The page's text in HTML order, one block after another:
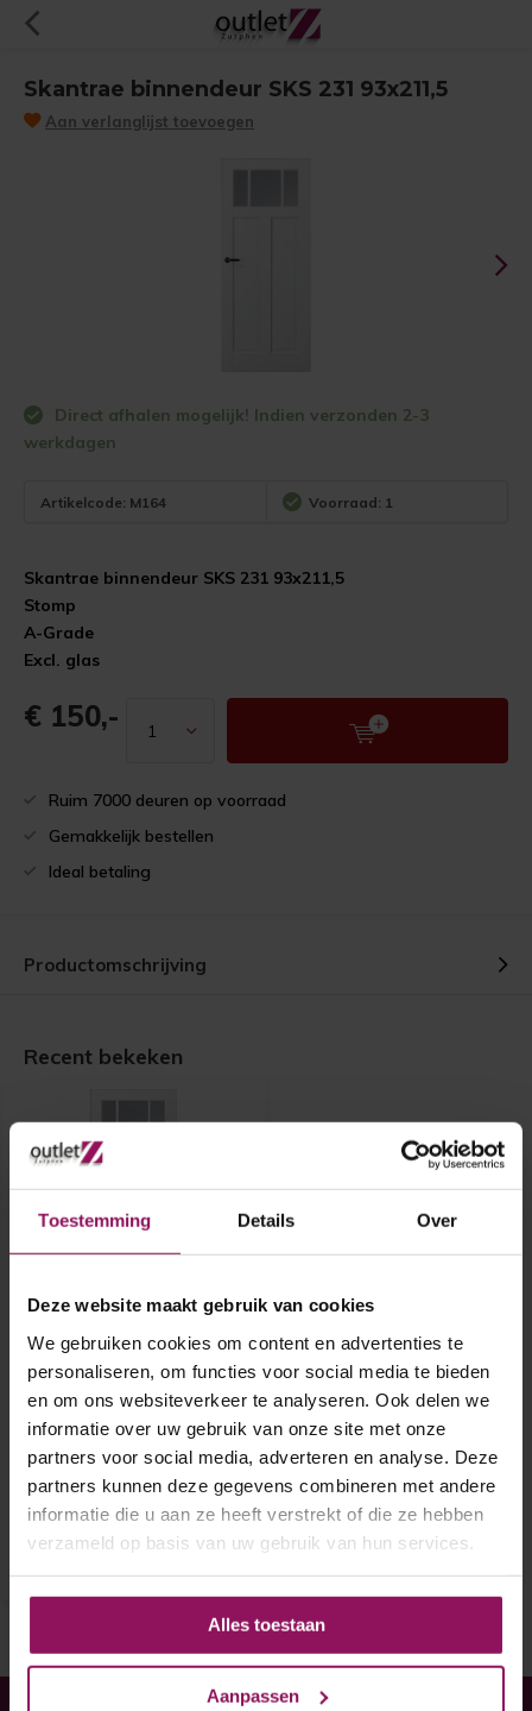
Toestemming Details Over
Deze website maakt gebruik van cookies
We gebruiken cookies om content en advertenties te
personaliseren, om functies voor social media te bieden
en om ons websiteverkeer te analyseren. Ook delen we
informatie over uw gebruik van onze site met onze
partners voor social media, adverteren en analyse. Deze
partners kunnen deze gegevens combineren met andere
informatie die u aan ze heeft verstrekt of die ze hebben
verzameld op basis van uw gebruik van hun services.
Alles toestaan
Aanpassen
Skantrae binnendeur SKS 231 93x211,5
Aan verlanglijst toevoegen
Direct afhalen mogelijk! Indien verzonden 2-3
werkdagen
Artikelcode: M164 Voorraad: 1
Skantrae binnendeur SKS 231 93x211,5
Stomp
A-Grade
Excl. glas
€ 150,-
Ruim 7000 deuren op voorraad
Gemakkelijk bestellen
Ideal betaling
Productomschrijving
Recent bekeken
Skantrae binnendeur SKS
231 93x211,5
Skantrae binnendeur SKS 231
93x211,5
Stomp
A-Grade
€ 150,-